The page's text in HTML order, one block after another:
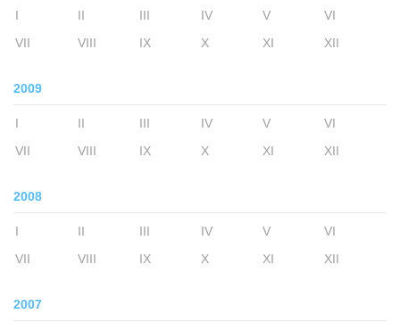
I II III IV V
VI
VII
VIII IX X XI XII
2009
I II III IV V
VI
VII
VIII IX X XI XII
2008
I II III IV V
VI
VII
VIII IX X XI XII
2007